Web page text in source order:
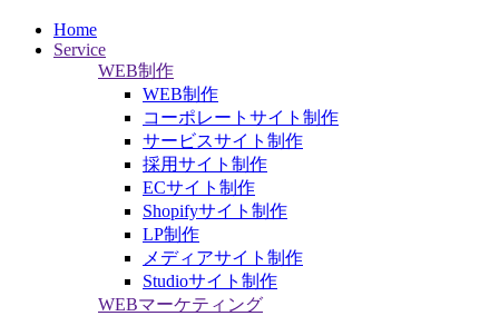
Home
Service
WEB制作
WEB制作
コーポレートサイト制作
サービスサイト制作
採用サイト制作
ECサイト制作
Shopifyサイト制作
LP制作
メディアサイト制作
Studioサイト制作
WEBマーケティング